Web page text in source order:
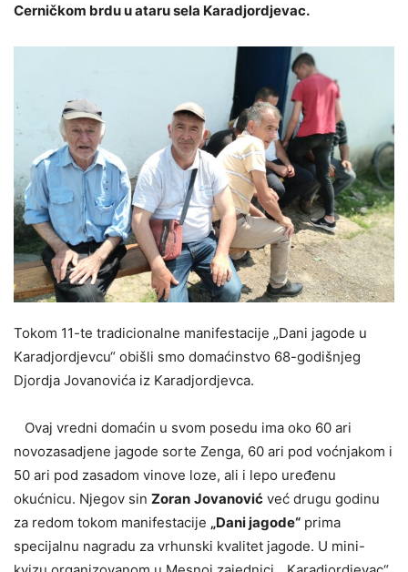
Cerničkom brdu u ataru sela Karadjordjevac.
Tokom 11-te tradicionalne manifestacije „Dani jagode u
Karadjordjevcu“ obišli smo domaćinstvo 68-godišnjeg
Djordja Jovanovića iz Karadjordjevca.
Ovaj vredni domaćin u svom posedu ima oko 60 ari
novozasadjene jagode sorte Zenga, 60 ari pod voćnjakom i
50 ari pod zasadom vinove loze, ali i lepo uređenu
okućnicu. Njegov sin Zoran Jovanović već drugu godinu
za redom tokom manifestacije „Dani jagode“ prima
specijalnu nagradu za vrhunski kvalitet jagode. U mini-